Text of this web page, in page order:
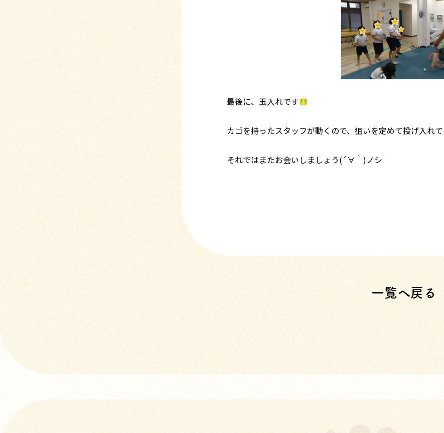
最後に、玉入れです
カゴを持ったスタッフが動くので、狙いを定めて投げ入れて
それではまたお会いしましょう(´∀｀)ノシ
一覧へ戻る